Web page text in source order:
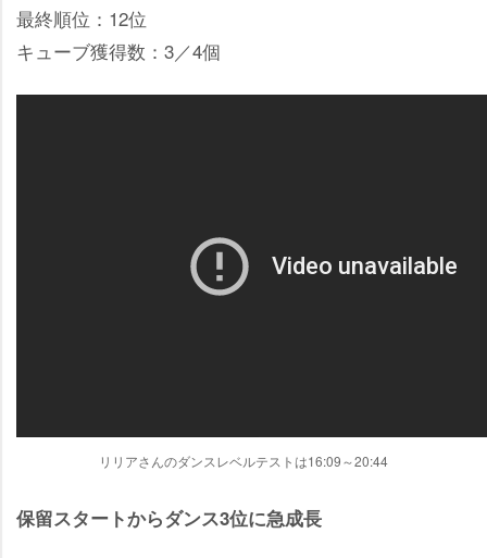
最終順位：12位
キューブ獲得数：3／4個
リリアさんのダンスレベルテストは16:09～20:44
保留スタートからダンス3位に急成長